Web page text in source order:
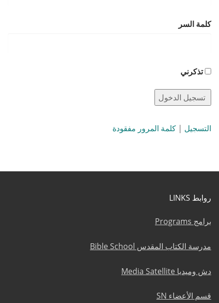
كلمة السر
تذكرني
التسجيل | كلمة المرور مفقودة
روابط LINKS
برامج Programs
مدرسة الكتاب المقدس Bible School
دش وميديا Media Satellite
قسم الأعضاء SN